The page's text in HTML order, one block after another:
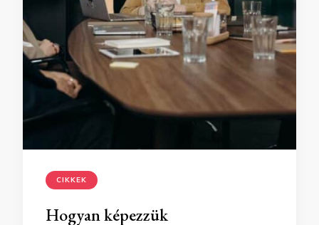
CIKKEK
Hogyan képezzük